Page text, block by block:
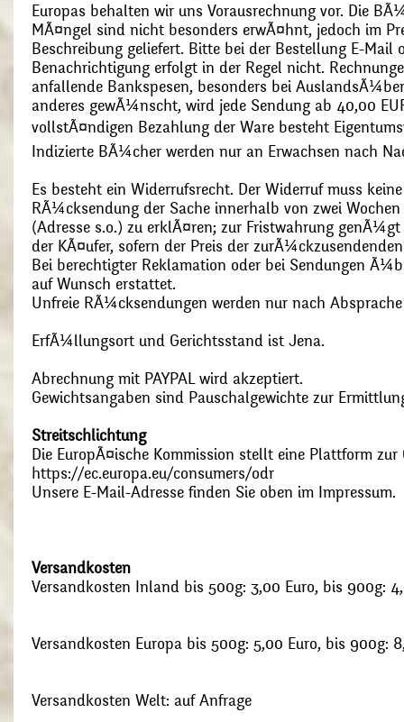
Europas behalten wir uns Vorausrechnung vor. Die
MÃ¤ngel sind nicht besonders erwÃ¤hnt, jedoch im
Beschreibung geliefert. Bitte bei der Bestellung E-Mail
Benachrichtigung erfolgt in der Regel nicht.
anfallende Bankspesen, besonders bei
anderes gewÃ¼nscht, wird jede Sendung ab 40,00
vollstÃ¤ndigen Bezahlung der Ware besteht
Indizierte BÃ¼cher werden nur an Erwachsen nach
Es besteht ein Widerrufsrecht. Der Widerruf muss
RÃ¼cksendung der Sache innerhalb von zwei
(Adresse s.o.) zu erklÃ¤ren; zur Fristwahrung
der KÃ¤ufer, sofern der Preis der
Bei berechtigter Reklamation oder bei Sendungen
auf Wunsch erstattet.
Unfreie RÃ¼cksendungen werden nur nach
ErfÃ¼llungsort und Gerichtsstand ist Jena.
Abrechnung mit PAYPAL wird akzeptiert.
Gewichtsangaben sind Pauschalgewichte zur
Streitschlichtung
Die EuropÃ¤ische Kommission stellt eine Plattform
https://ec.europa.eu/consumers/odr
Unsere E-Mail-Adresse finden Sie oben im Impressum.
Versandkosten
Versandkosten Inland bis 500g: 3,00 Euro, bis 900g:
Versandkosten Europa bis 500g: 5,00 Euro, bis 900g:
Versandkosten Welt: auf Anfrage